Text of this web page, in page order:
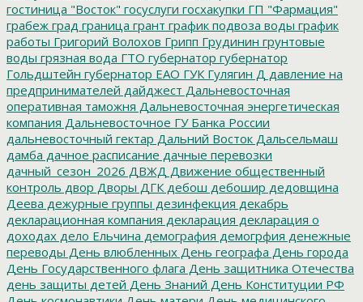
гостиница "Восток" госуслуги госхакупки ГП "Фармация"
грабеж град граница грант график подвоза воды график
работы Григорий Волохов Грипп Грудинин грунтовые
воды грязная вода ГТО губернатор губернатор
Гольдштейн губернатор ЕАО ГУК Гулягин Д давление на
предпринимателей дайджест Дальневосточная
оперативная таможня Дальневосточная энергетическая
компания Дальневосточное ГУ Банка России
дальневосточный гектар Дальний Восток Дальсельмаш
дамба дачное расписание дачные перевозки
дачный_сезон_2026 ДВЖД Движение общественный
контроль двор Дворы ДГК дебош дебошир дедовщина
Деева дежурные группы дезинфекция декабрь
декларационная компания декларация декларация о
доходах дело Ельчина демография демогрфия денежные
переводы День влюбленных День географа День города
День Государственного флага День защитника Отечества
день защиты детей День Знаний День Конституции РФ